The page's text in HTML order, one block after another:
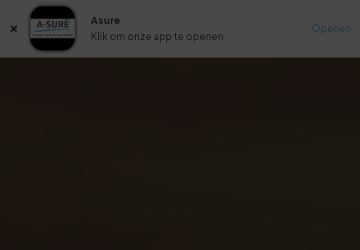
Asure
Klik om onze app te openen
Openen